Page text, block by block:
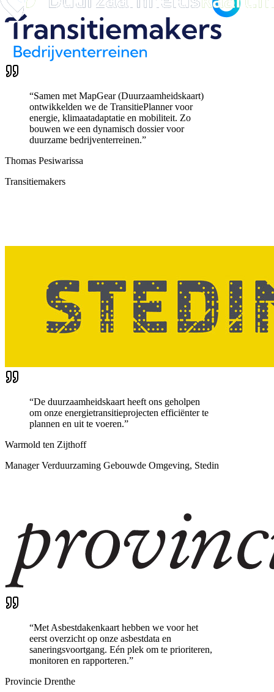
“Samen met MapGear (Duurzaamheidskaart)
ontwikkelden we de TransitiePlanner voor
energie, klimaatadaptatie en mobiliteit. Zo
bouwen we een dynamisch dossier voor
duurzame bedrijventerreinen.”
Thomas Pesiwarissa
Transitiemakers
“De duurzaamheidskaart heeft ons geholpen
om onze energietransitieprojecten efficiënter te
plannen en uit te voeren.”
Warmold ten Zijthoff
Manager Verduurzaming Gebouwde Omgeving, Stedin
“Met Asbestdakenkaart hebben we voor het
eerst overzicht op onze asbestdata en
saneringsvoortgang. Eén plek om te prioriteren,
monitoren en rapporteren.”
Provincie Drenthe